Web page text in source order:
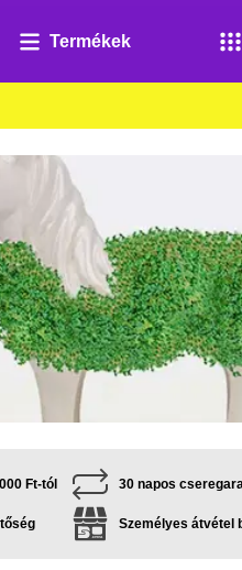
Termékek
Ft-tól 30 napos
Személyes átvétel